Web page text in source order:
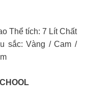
Thể tích: 7 Lít Chất
sắc: Vàng / Cam /